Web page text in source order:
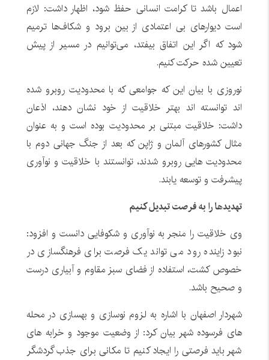
اعمال باشد تا کرامت انسانی حفظ شود، اظهار داشت: لازم
است دیوارهای بی اعتمادی از بین برود و شکاف‌ها ترمیم
شود که اگر این اتفاق بیفتد، می‌توانیم در مسیر از پیش
تعیین شده حرکت کنیم.
نوروزی با بیان این که جوامعی که با محدودیت روبرو شده
اند توانسته اند بهتر خلاقیت از خود نشان دهند، اذعان
داشت: خلاقیت مبتنی بر محدودیت بوده است و به عنوان
مثال کشورهای آلمان و ژاپن که بعد از جنگ جهانی دوم با
محدودیت هایی روبرو شدند، توانستند با خلاقیت و نوآوری
پیشرفت و توسعه یابند.
تهدیدها را به فرصت تبدیل کنیم
وی خلاقیت را منجر به نوآوری و شکوفایی دانست و افزود:
نبود زاینده رود می تواند یک فرصت برای فرهنگسازی در
خصوص کشت، استفاده از فضای سبز مقاوم و آبیاری درست
و صحیح باشد.
شهردار اصفهان با اشاره به لزوم نوسازی و بهسازی در محله
های فرسوده شهر بیان کرد: از وضعیت موجود و خرابه های
شهر باید فرصتی را ایجاد کنیم تا مکانی برای جذب گردشگر